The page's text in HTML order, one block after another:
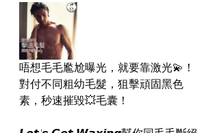
唔想毛毛尷尬曝光，就要靠激光💫！
對付不同粗幼毛髮，狙擊頑固黑色
素，秒速摧毀💥毛囊！